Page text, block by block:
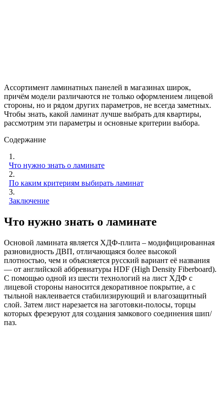
Ассортимент ламинатных панелей в магазинах широк,
причём модели различаются не только оформлением лицевой
стороны, но и рядом других параметров, не всегда заметных.
Чтобы знать, какой ламинат лучше выбрать для квартиры,
рассмотрим эти параметры и основные критерии выбора.
Содержание
1.
Что нужно знать о ламинате
2.
По каким критериям выбирать ламинат
3.
Заключение
Что нужно знать о ламинате
Основой ламината является ХДФ-плита – модифицированная
разновидность ДВП, отличающаяся более высокой
плотностью, чем и объясняется русский вариант её названия
— от английской аббревиатуры HDF (High Density Fiberboard).
С помощью одной из шести технологий на лист ХДФ с
лицевой стороны наносится декоративное покрытие, а с
тыльной наклеивается стабилизирующий и влагозащитный
слой. Затем лист нарезается на заготовки-полосы, торцы
которых фрезеруют для создания замкового соединения шип/
паз.